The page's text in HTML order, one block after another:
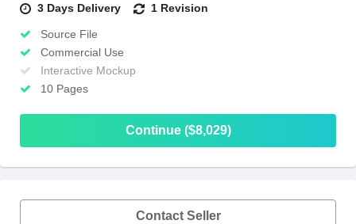
3 Days Delivery 1 Revision
Source File
Commercial Use
Interactive Mockup
10 Pages
Continue ($8,029)
Contact Seller